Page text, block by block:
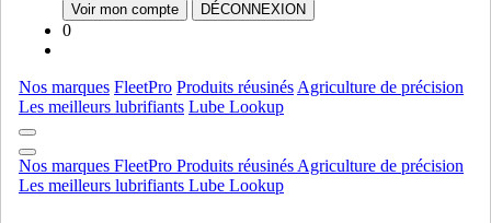
Voir mon compte DÉCONNEXION
0
Nos marques FleetPro Produits réusinés Agriculture de précision
Les meilleurs lubrifiants Lube Lookup
Nos marques FleetPro Produits réusinés Agriculture de précision
Les meilleurs lubrifiants Lube Lookup
Ramasseuses-pressesAFFICHER TOUT
AccessoiresAccessoires
Produits commerciaux
Équipement de production de culture